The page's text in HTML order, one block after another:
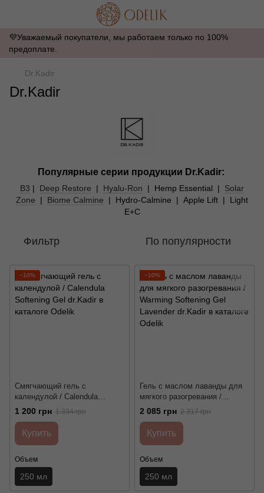
💜Уважаемый покупатели, мы работаем только по 100%
предоплате.
Dr.Kadir
Dr.Kadir
Популярные серии продукции Dr.Kadir:
B3 | Deep Restore | Hyalu-Ron | Hemp Essential | Solar
Zone | Biome Calmine | Hydro-Calmine | Apple Lift | Light
E+C
Фильтр По популярности
−10%
Смягчающий гель с
календулой / Calendula
Softening Gel dr.Kadir
1 200 грн 1 334 грн
Купить
Объем
250 мл
−10%
Гель с маслом лаванды для
мягкого разогревания /
Warming Softening Gel
Lavender dr.Kadir
2 085 грн 2 317 грн
Купить
Объем
250 мл